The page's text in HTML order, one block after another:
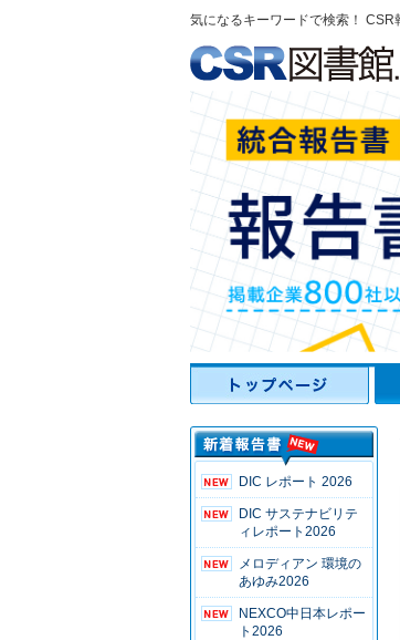
気になるキーワードで検索！ CSR
DIC レポート 2026
DIC サステナビリテ
ィレポート2026
メロディアン 環境の
あゆみ2026
NEXCO中日本レポー
ト2026